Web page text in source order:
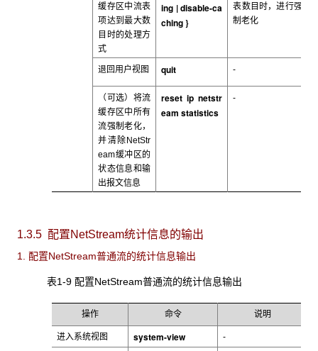
缓存区中流表
项达到最大数
目时的处理方
式
ing | disable-ca
ching }
表数目时，进行强
制老化
退回用户视图 quit -
（可选）将流
缓存区中所有
流强制老化，
并清除NetStr
eam缓冲区的
状态信息和输
出报文信息
reset ip netstr
eam statistics
-
1.3.5 配置NetStream统计信息的输出
1. 配置NetStream普通流的统计信息输出
表1-9 配置NetStream普通流的统计信息输出
操作 命令 说明
进入系统视图 system-view -